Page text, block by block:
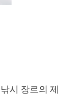
시 장르의 제